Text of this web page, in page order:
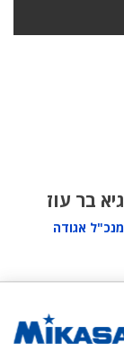
גיא בר עוז
מנכ"ל אגודה